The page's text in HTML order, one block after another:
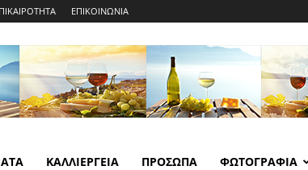
ΕΠΙΚΟΙΝΩΝΙΑ
ΚΑΛΛΙΕΡΓΕΙΑ ΠΡΟΣΩΠΑ ΦΩΤΟΓΡΑΦΙΑ